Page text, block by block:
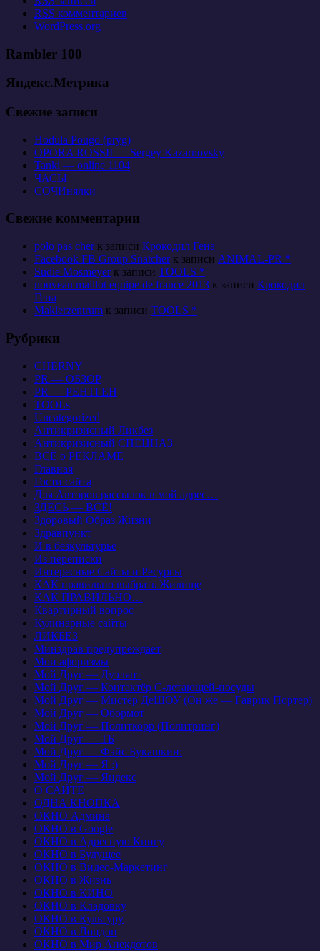
RSS комментариев
WordPress.org
Rambler 100
Яндекс.Метрика
Свежие записи
Hodula Pougo (pryg)
OPORA ROSSII — Sergey Kazarnovsky
Tanki — online 1104
ЧАСЫ
СОЧИнялки
Свежие комментарии
polo pas cherк записи Крокодил Гена
Facebook FB Group Snatcherк записи ANIMAL-PR *
Sudie Mosmeyerк записи TOOLS *
nouveau maillot equipe de france 2013 к записи Крокодил
Гена
Maklerzentrum к записи TOOLS *
Рубрики
CHERNY
PR — ОБЗОР
PR — РЕНТГЕН
TOOLs
Uncategorized
Антикризисный Ликбез
Антикризисный СПЕЦНАЗ
ВСЁ о РЕКЛАМЕ
Главная
Гости сайта
Для Авторов рассылок в мой адрес…
ЗДЕСЬ — ВСЁ!
Здоровый Образ Жизни
Здравпункт
И в безкультурье
Из переписки
Интересные Сайты и Ресурсы
КАК правильно выбрать Жилище
КАК ПРАВИЛЬНО…
Квартирный вопрос
Кулинарные сайты
ЛИКБЕЗ
Минздрав предупреждает
Мои афоризмы
Мой Друг — Дуэлянт
Мой Друг — Контактёр С-летающей-посуды
Мой Друг — Мистер ДеШОУ (Он же — Гаврик Портер)
Мой Друг — Обормот
Мой Друг — Политкорр (Политринг)
Мой Друг — ТБ
Мой Друг — Фэйс Букашкин:
Мой Друг — Я :)
Мой Друг — Яндекс
О САЙТЕ
ОДНА КНОПКА
ОКНО Админа
ОКНО в Google
ОКНО в Адресную Книгу
ОКНО в Будущее
ОКНО в Видео-Маркетинг
ОКНО в Жизнь
ОКНО в КИНО
ОКНО в Кладовку
ОКНО в Культуру
ОКНО в Лондон
ОКНО в Мир Анекдотов